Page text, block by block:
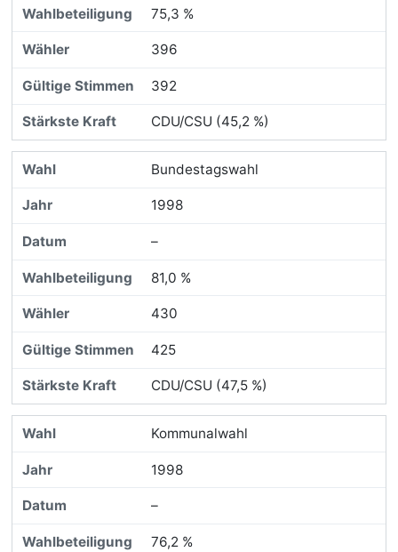
75,3 %
396
392
CDU/CSU (45,2 %)
Bundestagswahl
1998
–
81,0 %
430
425
CDU/CSU (47,5 %)
Kommunalwahl
1998
–
76,2 %